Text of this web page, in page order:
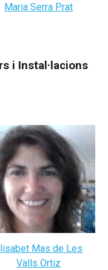
Maria Serra Prat
i Instal·lacions
Mas de Les
Valls Ortiz